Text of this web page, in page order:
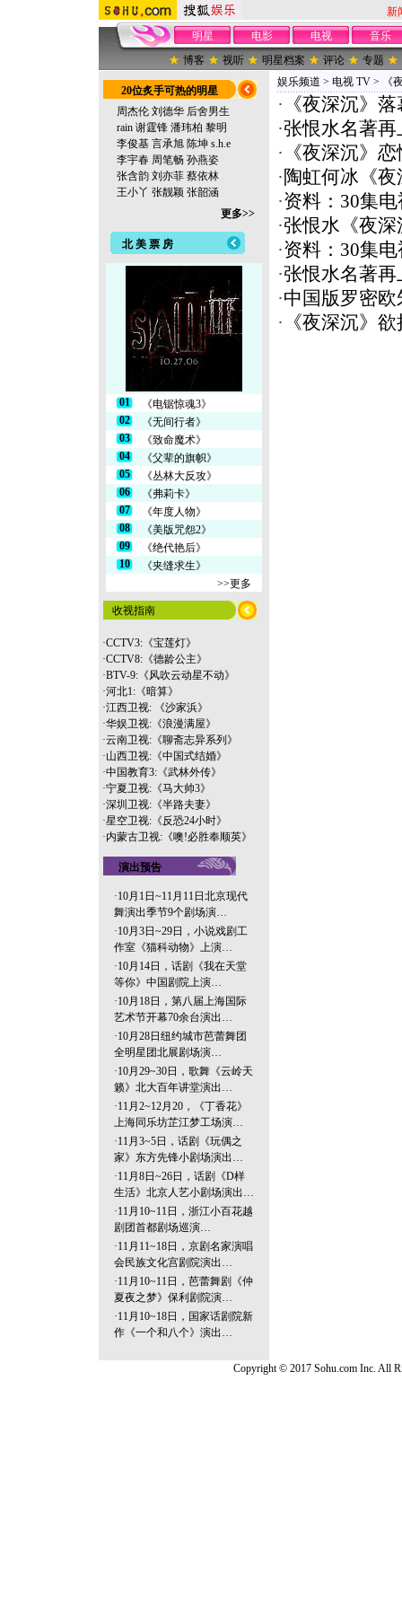
新
明星
电影 电视
音乐
博客
视听 明星档案 评论 专题
20位炙手可热的明星
周杰伦 刘德华 后舍男生
rain 谢霆锋 潘玮柏 黎明
李俊基 言承旭 陈坤 s.h.e
李宇春 周笔畅 孙燕姿
张含韵 刘亦菲 蔡依林
王小丫 张靓颖 张韶涵
更多>>
北 美 票 房
01
《电锯惊魂3》
02
《无间行者》
03
《致命魔术》
04
《父辈的旗帜》
05
《丛林大反攻》
06
《弗莉卡》
07
《年度人物》
08
《美版咒怨2》
09
《绝代艳后》
10
《夹缝求生》
>>更多
收视指南
·CCTV3:《宝莲灯》
·CCTV8:《德龄公主》
·BTV-9:《风吹云动星不动》
·河北1:《暗算》
·江西卫视: 《沙家浜》
·华娱卫视:《浪漫满屋》
·云南卫视:《聊斋志异系列》
·山西卫视:《中国式结婚》
·中国教育3:《武林外传》
·宁夏卫视:《马大帅3》
·深圳卫视:《半路夫妻》
·星空卫视:《反恐24小时》
·内蒙古卫视:《噢!必胜奉顺英》
演出预告
·10月1日~11月11日北京现代
舞演出季节9个剧场演…
·10月3日~29日，小说戏剧工
作室《猫科动物》上演…
·10月14日，话剧《我在天堂
等你》中国剧院上演…
·10月18日，第八届上海国际
艺术节开幕70余台演出…
·10月28日纽约城市芭蕾舞团
全明星团北展剧场演…
·10月29~30日，歌舞《云岭天
籁》北大百年讲堂演出…
·11月2~12月20，《丁香花》
上海同乐坊芷江梦工场演…
·11月3~5日，话剧《玩偶之
家》东方先锋小剧场演出…
·11月8日~26日，话剧《D样
生活》北京人艺小剧场演出…
·11月10~11日，浙江小百花越
剧团首都剧场巡演…
·11月11~18日，京剧名家演唱
会民族文化宫剧院演出…
·11月10~11日，芭蕾舞剧《仲
夏夜之梦》保利剧院演…
·11月10~18日，国家话剧院新
作《一个和八个》演出…
娱乐频道 > 电视 TV > 《
· 《夜深沉》
·张恨水名著
· 《夜深沉》
· 陶虹何冰《
·资料：30集
·张恨水《夜
·资料：30集
·张恨水名著
·中国版罗密
· 《夜深沉》
Copyright © 2017 Sohu.com Inc. All